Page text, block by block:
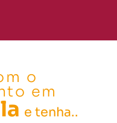
o
em
e tenha..